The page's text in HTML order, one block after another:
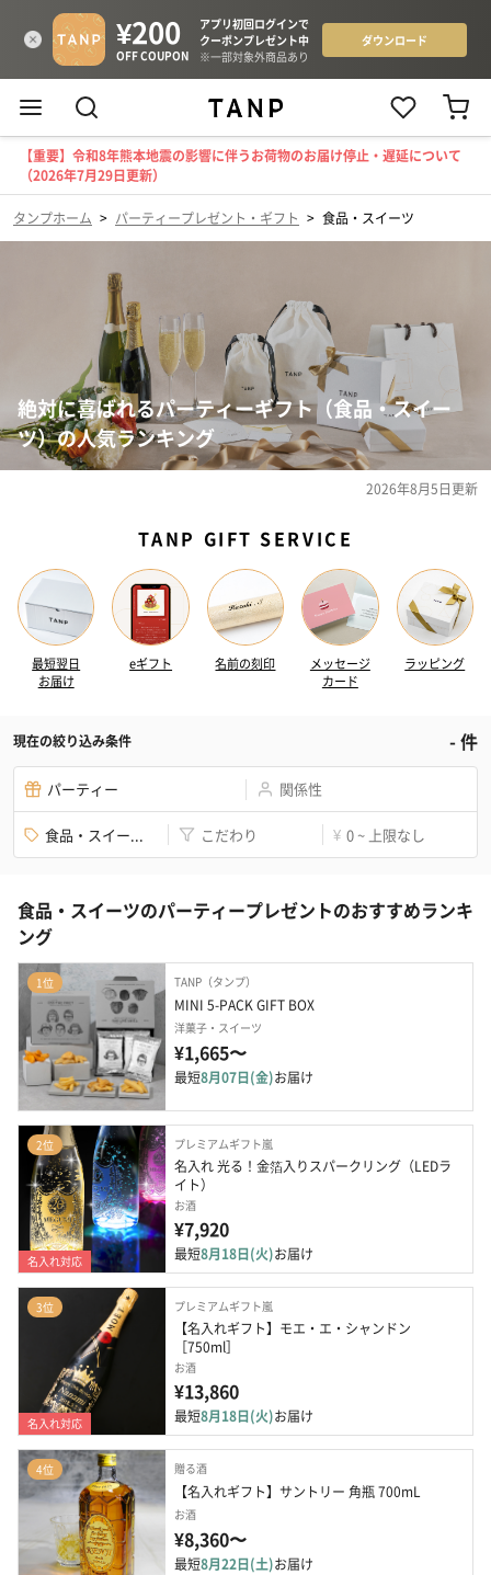
【重要】令和8年熊本地震の影響に伴うお荷物のお届け停止・遅延について
（2026年7月29日更新）
タンプホーム > パーティープレゼント・ギフト > 食品・スイーツ
絶対に喜ばれるパーティーギフト（食品・スイー
ツ）の人気ランキング
2026年8月5日更新
TANP GIFT SERVICE
最短翌日
お届け
eギフト 名前の刻印
メッセージ
カード
ラッピング
現在の絞り込み条件 -件
パーティー 関係性
食品・スイー... こだわり ¥ 0 ~ 上限なし
食品・スイーツのパーティープレゼントのおすすめランキ
ング
1位 TANP（タンプ）
MINI 5-PACK GIFT BOX
洋菓子・スイーツ
¥1,665〜
最短8月07日(金)お届け
2位
名入れ対応
プレミアムギフト嵐
名入れ 光る！金箔入りスパークリング（LEDラ
イト）
お酒
¥7,920
最短8月18日(火)お届け
3位
名入れ対応
プレミアムギフト嵐
【名入れギフト】モエ・エ・シャンドン
［750ml］
お酒
¥13,860
最短8月18日(火)お届け
4位 贈る酒
【名入れギフト】サントリー 角瓶 700mL
お酒
¥8,360〜
最短8月22日(土)お届け